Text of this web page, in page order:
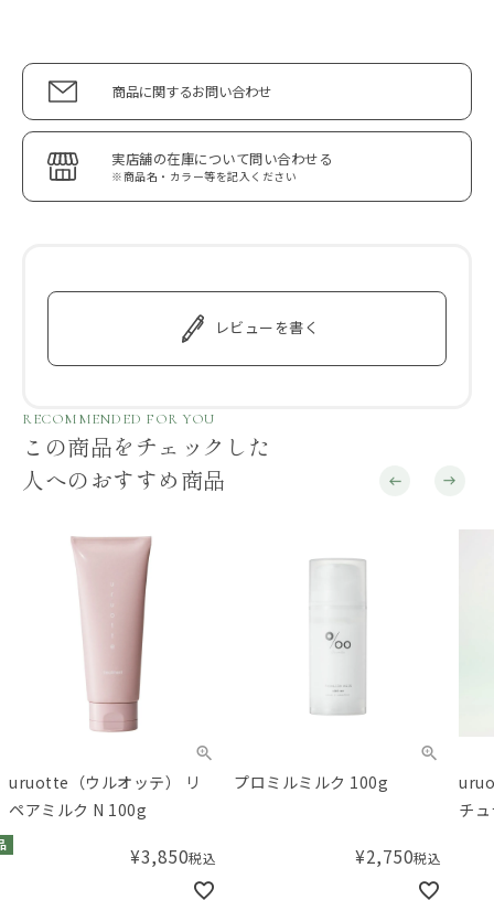
商品に関するお問い合わせ
実店舗の在庫について問い合わせる
※商品名・カラー等を記入ください
レビューを書く
RECOMMENDED FOR YOU
この商品をチェックした
人へのおすすめ商品
uruotte（ウルオッテ） リ
ペアミルク N 100g
¥3,850税込
プロミルミルク 100g
¥2,750税込
チ